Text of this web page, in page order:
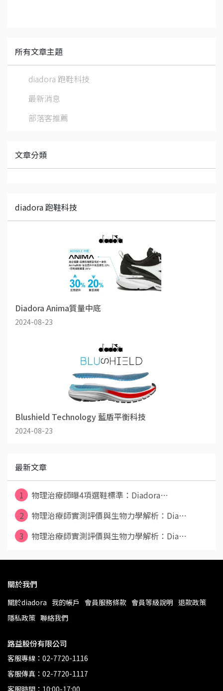
所有文章主題
diadora 跑鞋科技
最新消息
部落客推薦
文章分類
diadora 跑鞋科技
Diadora Anima質量中底
2024-08-23
Blushield Technology 藍盾平衡科技
2024-08-23
最新文章
1
物理治療師曝4項選鞋標準：Diadora⋯
2
物理治療師實測評價與生物力學解析：Dia⋯
3
物理治療師實測評價與生物力學解析：Dia⋯
關於我們
關於diadora 我的帳戶 會員服務條款 會員等級說明 退款政策
隱私政策 聯絡我們
路益股份有限公司
客服專線：02-7720-1116
客服傳真：02-7720-1117
客服時間：10:00-17:00